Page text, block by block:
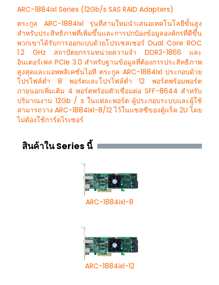
ARC-1884ixl Series (12Gb/s SAS RAID Adapters)
ตระกูล ARC-1884ixl รุ่นที่สามใหม่นำเสนอเทคโนโลยีขั้นสูง
สำหรับประสิทธิภาพที่เพิ่มขึ้นและการปกป้องข้อมูลองค์กรที่ดีขึ้น
พวกเขาได้รับการออกแบบด้วยโปรเซสเซอร์ Dual Core ROC
1.2 GHz สถาปัตยกรรมหน่วยความจำ DDR3-1866 และ
อินเตอร์เฟส PCIe 3.0 สำหรับฐานข้อมูลที่ต้องการประสิทธิภาพ
สูงสุดและแอพพลิเคชั่นไอที ตระกูล ARC-1884ixl ประกอบด้วย
โปรไฟล์ต่ำ 8 พอร์ตและโปรไฟล์ต่ำ 12 พอร์ตพร้อมพอร์ต
ภายนอกเพิ่มเติม 4 พอร์ตพร้อมตัวเชื่อมต่อ SFF-8644 สำหรับ
ปริมาณงาน 12Gb / s ในแต่ละพอร์ต ผู้ประกอบระบบและผู้ใช้
สามารถวาง ARC-1884ixl-8/12 ไว้ในแชสซีของตู้แร็ค 2U โดย
ไม่ต้องใช้การ์ดไรเซอร์
สินค้าใน Series นี้
ARC-1884ixl-8
ARC-1884ixl-12